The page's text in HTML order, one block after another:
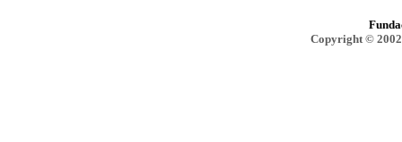
Copyright ©